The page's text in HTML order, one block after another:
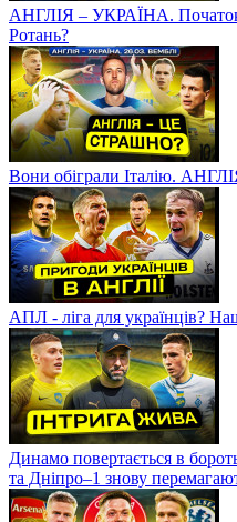
АНГЛІЯ – УКРАЇНА. Початок
Ротань?
Вони обіграли Італію.
АПЛ - ліга для українців?
Динамо повертається в
та Дніпро–1 знову